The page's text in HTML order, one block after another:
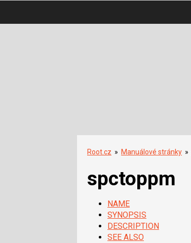
Root.cz » Manuálové stránky »
spctoppm
NAME
SYNOPSIS
DESCRIPTION
SEE ALSO